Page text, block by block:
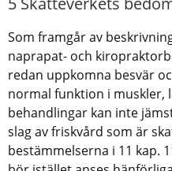
Som framgår av
naprapat- och
redan uppkomna besvär
normal funktion i muskler,
behandlingar kan inte
slag av friskvård som är
bestämmelserna i 11 kap.